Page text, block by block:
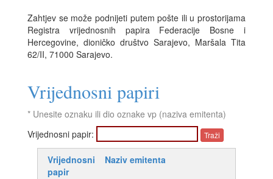
Zahtjev se može podnijeti putem pošte ili u prostorijama
Registra vrijednosnih papira Federacije Bosne i
Hercegovine, dioničko društvo Sarajevo, Maršala Tita
62/II, 71000 Sarajevo.
Vrijednosni papiri
* Unesite oznaku ili dio oznake vp (naziva emitenta)
Vrijednosni papir:
Vrijednosni
papir
Naziv emitenta